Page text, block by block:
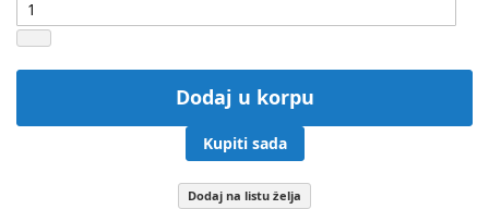
Dodaj u korpu
Kupiti sada
Dodaj na listu želja